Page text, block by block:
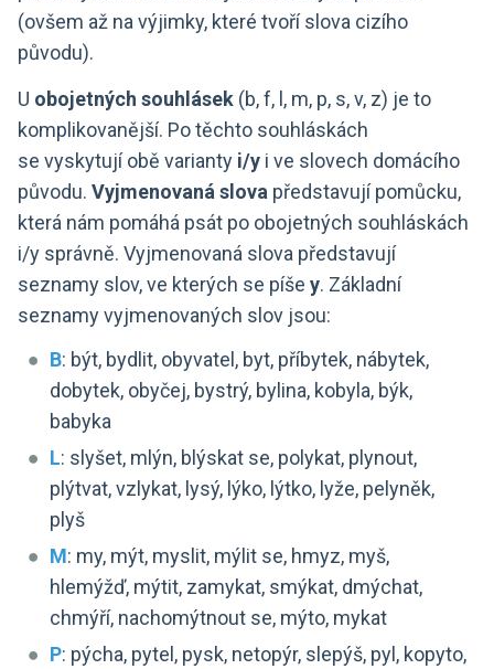
(ovšem až na výjimky, které tvoří slova cizího
původu).
U obojetných souhlásek (b, f, l, m, p, s, v, z) je to
komplikovanější. Po těchto souhláskách
se vyskytují obě varianty i/y i ve slovech domácího
původu. Vyjmenovaná slova představují pomůcku,
která nám pomáhá psát po obojetných souhláskách
i/y správně. Vyjmenovaná slova představují
seznamy slov, ve kterých se píše y. Základní
seznamy vyjmenovaných slov jsou:
B: být, bydlit, obyvatel, byt, příbytek, nábytek,
dobytek, obyčej, bystrý, bylina, kobyla, býk,
babyka
L: slyšet, mlýn, blýskat se, polykat, plynout,
plýtvat, vzlykat, lysý, lýko, lýtko, lyže, pelyněk,
plyš
M: my, mýt, myslit, mýlit se, hmyz, myš,
hlemýžď, mýtit, zamykat, smýkat, dmýchat,
chmýří, nachomýtnout se, mýto, mykat
P: pýcha, pytel, pysk, netopýr, slepýš, pyl, kopyto,